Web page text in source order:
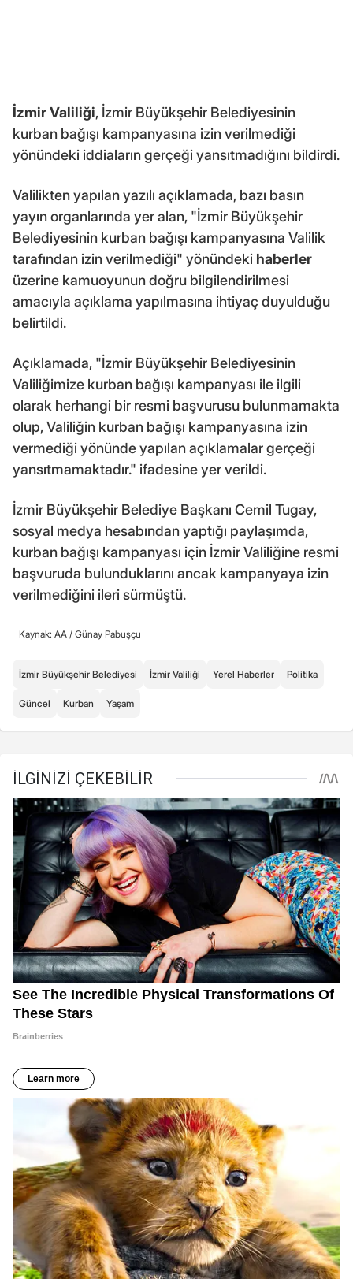
İzmir Valiliği, İzmir Büyükşehir Belediyesinin
kurban bağışı kampanyasına izin verilmediği
yönündeki iddiaların gerçeği yansıtmadığını bildirdi.
Valilikten yapılan yazılı açıklamada, bazı basın
yayın organlarında yer alan, "İzmir Büyükşehir
Belediyesinin kurban bağışı kampanyasına Valilik
tarafından izin verilmediği" yönündeki haberler
üzerine kamuoyunun doğru bilgilendirilmesi
amacıyla açıklama yapılmasına ihtiyaç duyulduğu
belirtildi.
Açıklamada, "İzmir Büyükşehir Belediyesinin
Valiliğimize kurban bağışı kampanyası ile ilgili
olarak herhangi bir resmi başvurusu bulunmamakta
olup, Valiliğin kurban bağışı kampanyasına izin
vermediği yönünde yapılan açıklamalar gerçeği
yansıtmamaktadır." ifadesine yer verildi.
İzmir Büyükşehir Belediye Başkanı Cemil Tugay,
sosyal medya hesabından yaptığı paylaşımda,
kurban bağışı kampanyası için İzmir Valiliğine resmi
başvuruda bulunduklarını ancak kampanyaya izin
verilmediğini ileri sürmüştü.
Kaynak: AA / Günay Pabuşçu
İzmir Büyükşehir Belediyesi İzmir Valiliği Yerel Haberler Politika
Güncel Kurban Yaşam